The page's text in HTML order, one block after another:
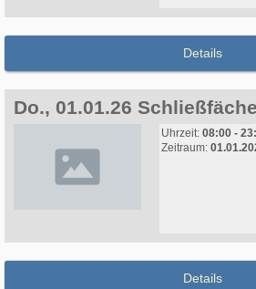
Details
Do., 01.01.26
Uhrzeit: 08:00 -
Zeitraum:
Details